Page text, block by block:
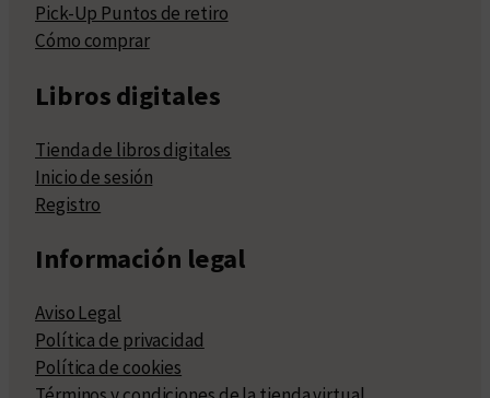
Pick-Up Puntos de retiro
Cómo comprar
Libros digitales
Tienda de libros digitales
Inicio de sesión
Registro
Información legal
Aviso Legal
Política de privacidad
Política de cookies